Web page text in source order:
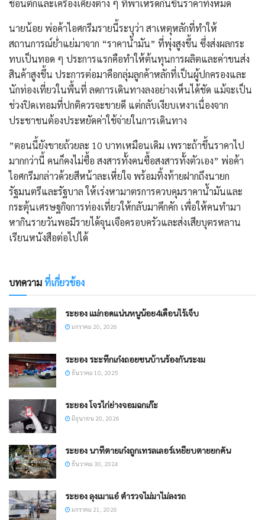
ช้อนตักและเครื่องเคียงต่าง ๆ ที่พาเหรดกันขึ้นราคาทั้งหมด
นายน้อย ​พ่อค้าไอศกรีมรายนี้ระบุว่า สาเหตุหลักที่ทำให้
สถานการณ์ย่ำแย่มาจาก “ราคาน้ำมัน” ที่พุ่งสูงขึ้น ซึ่งส่งผลกระ
ทบเป็นทอด ๆ ประการแรกคือทำให้ต้นทุนการผลิตและค่าขนส่ง
สินค้าสูงขึ้น ประการต่อมาคือกลุ่มลูกค้าหลักที่เป็นผู้ปกครองและ
นักท่องเที่ยวในพื้นที่ ลดการเดินทางลงอย่างเห็นได้ชัด แม้จะเป็น
ช่วงปิดเทอมที่ปกติควรจะขายดี แต่กลับเงียบเหงาเนื่องจาก
ประชาชนต้องประหยัดค่าใช้จ่ายในการเดินทาง
​”ตอนนี้ยังขายถ้วยละ 10 บาทเหมือนเดิม เพราะถ้าขึ้นราคาไป
มากกว่านี้ คนก็คงไม่ซื้อ สงสารทั้งคนซื้อสงสารทั้งตัวเอง” พ่อค้า
ไอศกรีมกล่าวด้วยสีหน้าละเหี่ยใจ พร้อมทิ้งท้ายฝากถึงนายก
รัฐมนตรีและรัฐบาล ให้เร่งหามาตรการควบคุมราคาน้ำมันและ
กระตุ้นเศรษฐกิจการท่องเที่ยวให้กลับมาคึกคัก เพื่อให้คนทำมา
หากินรายวันพอมีรายได้จุนเจือครอบครัวและส่งเสียบุตรหลาน
เรียนหนังสือต่อไปได้
บทความที่เกี่ยวข้อง
ระยอง แม่กอดแน่นหนูน้อย4เดือนไร้เจ็บ
มกราคม 20, 2026
ระยอง ระะทึกเก๋งถอยชนบ้านร้องกันระงม
ธันวาคม 10, 2025
ระยอง โจรไก่ย่างจอมฉกเก๊ะ
มิถุนายน 20, 2026
ระยอง นาทีตายเก๋งถูกเทรลเลอร์เหยียบตายยกคัน
ธันวาคม 30, 2024
ระยอง ลุงเมาแอ๋ ตำรวจไม่มาไม่ลงรถ
มกราคม 21, 2026